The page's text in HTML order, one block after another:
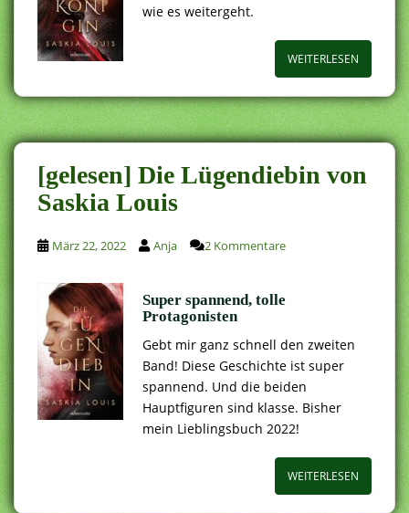
wie es weitergeht.
WEITERLESEN
[gelesen] Die Lügendiebin von
Saskia Louis
März 22, 2022 Anja 2 Kommentare
Super spannend, tolle
Protagonisten
Gebt mir ganz schnell den zweiten
Band! Diese Geschichte ist super
spannend. Und die beiden
Hauptfiguren sind klasse. Bisher
mein Lieblingsbuch 2022!
WEITERLESEN